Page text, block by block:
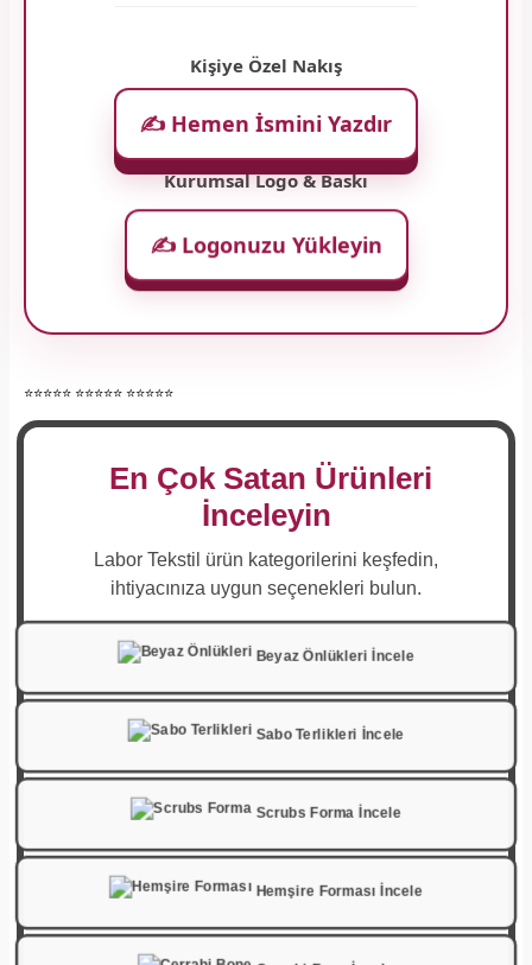
Kişiye Özel Nakış
✍️ Hemen İsmini Yazdır
Kurumsal Logo & Baskı
✍️ Logonuzu Yükleyin
⭐⭐⭐⭐⭐ ⭐⭐⭐⭐⭐ ⭐⭐⭐⭐⭐
En Çok Satan Ürünleri
İnceleyin
Labor Tekstil ürün kategorilerini keşfedin,
ihtiyacınıza uygun seçenekleri bulun.
Beyaz Önlükleri İncele
Sabo Terlikleri İncele
Scrubs Forma İncele
Hemşire Forması İncele